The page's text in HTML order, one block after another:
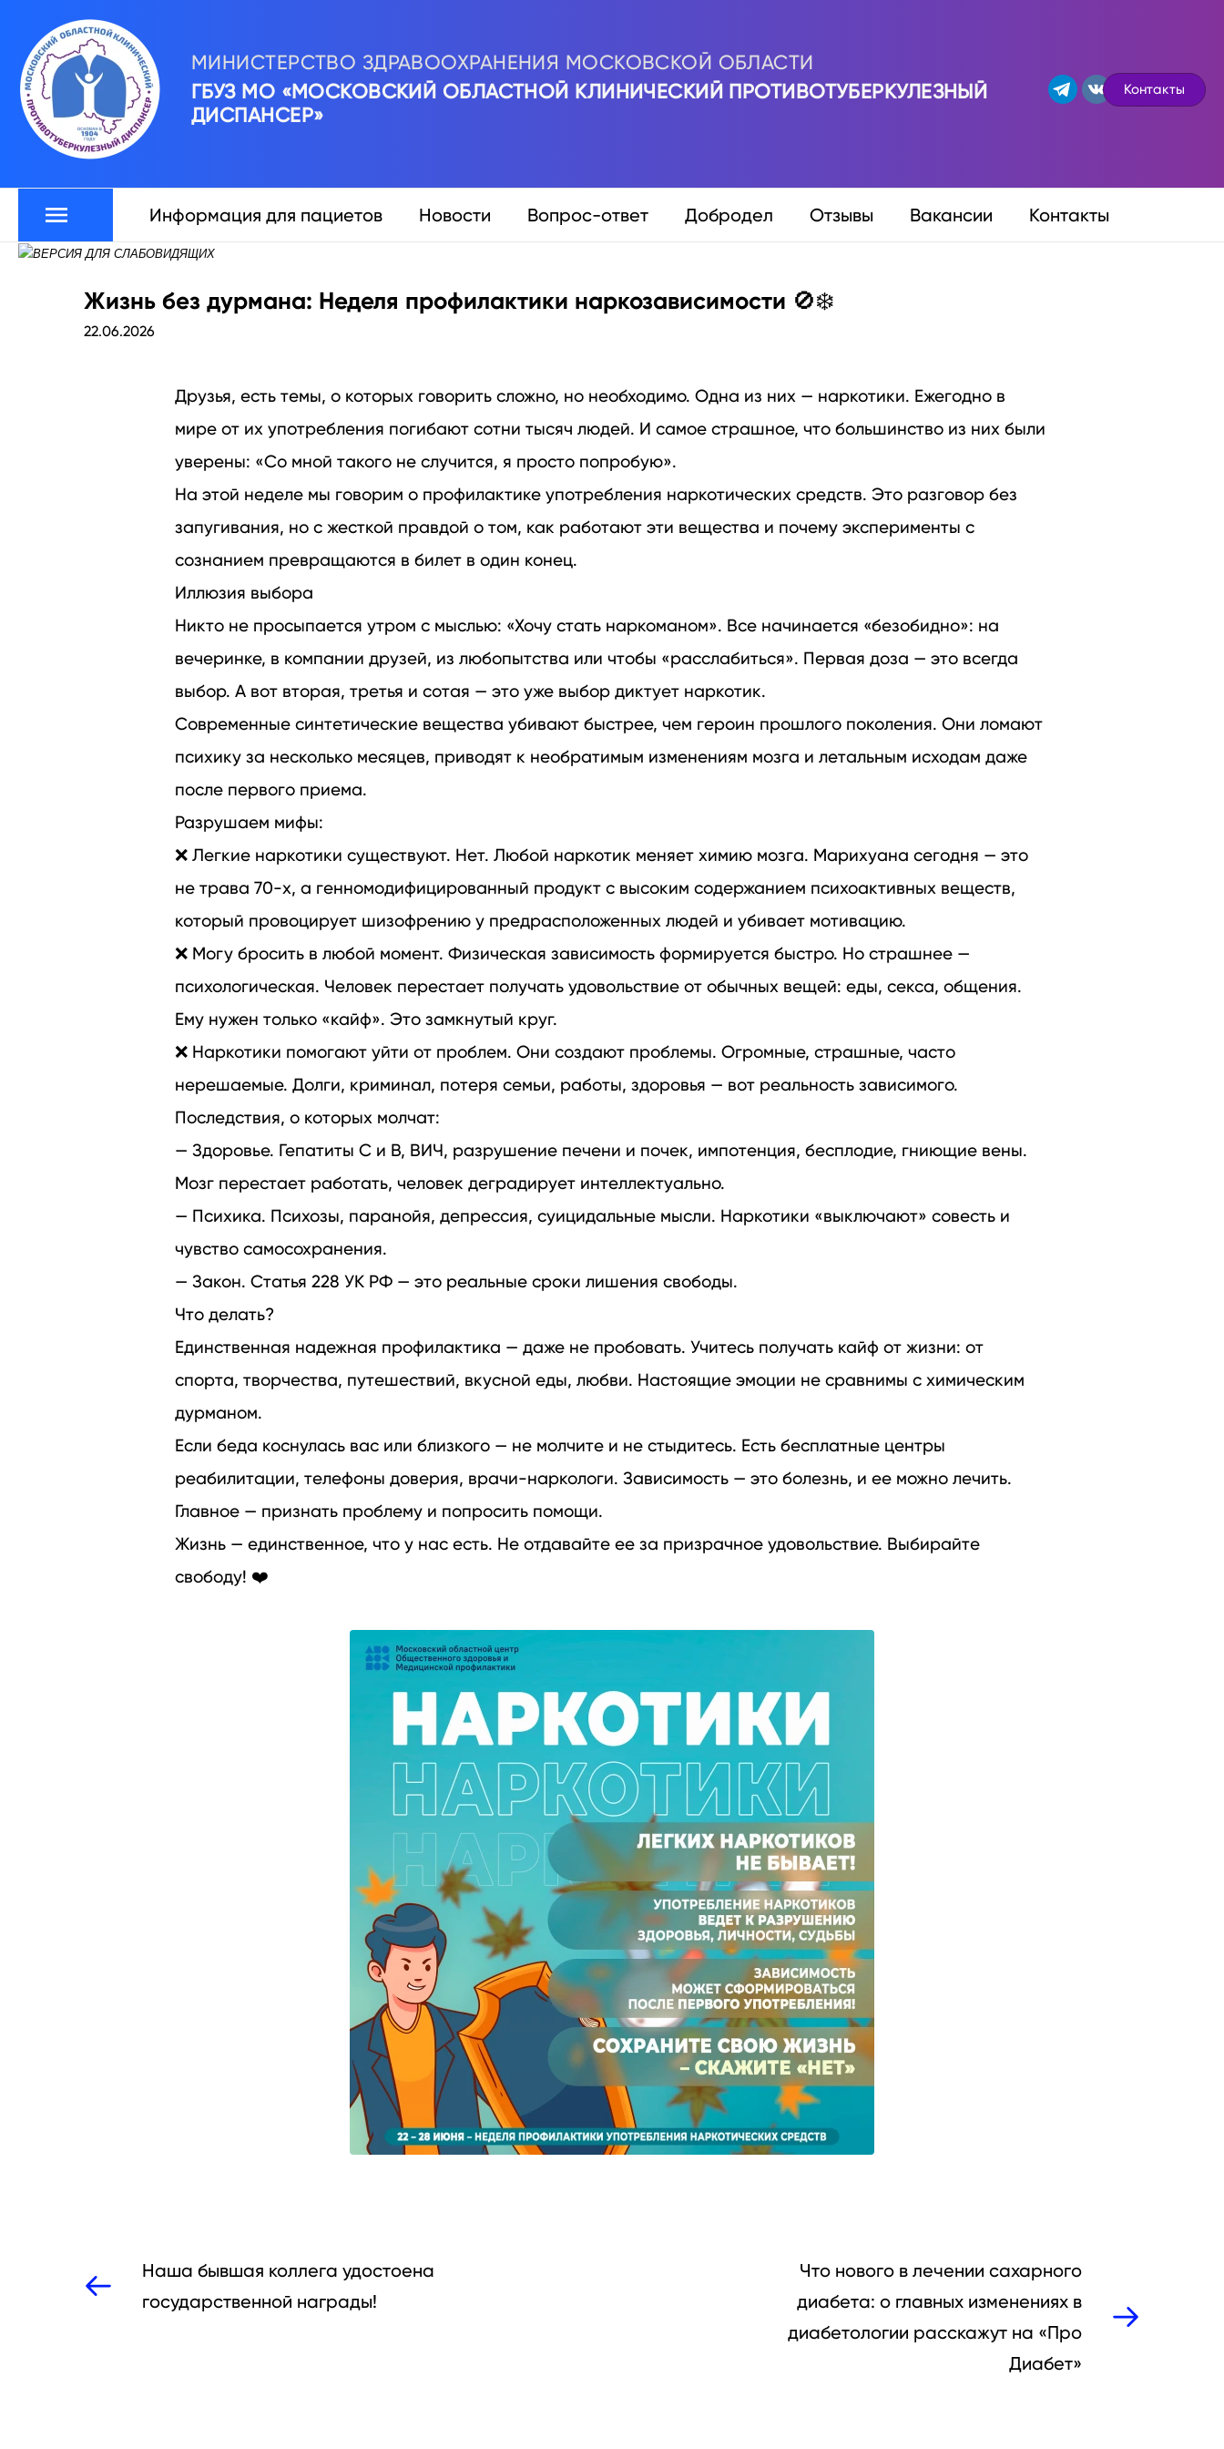
МИНИСТЕРСТВО ЗДРАВООХРАНЕНИЯ МОСКОВСКОЙ ОБЛАСТИ
ГБУЗ МО «МОСКОВСКИЙ ОБЛАСТНОЙ КЛИНИЧЕСКИЙ ПРОТИВОТУБЕРКУЛЕЗНЫЙ
ДИСПАНСЕР»
Контакты
Информация для пациетов Новости Вопрос-ответ Добродел Отзывы Вакансии Контакты
Жизнь без дурмана: Неделя профилактики наркозависимости 🚫❄️
22.06.2026
Друзья, есть темы, о которых говорить сложно, но необходимо. Одна из них — наркотики. Ежегодно в
мире от их употребления погибают сотни тысяч людей. И самое страшное, что большинство из них были
уверены: «Со мной такого не случится, я просто попробую».
На этой неделе мы говорим о профилактике употребления наркотических средств. Это разговор без
запугивания, но с жесткой правдой о том, как работают эти вещества и почему эксперименты с
сознанием превращаются в билет в один конец.
Иллюзия выбора
Никто не просыпается утром с мыслью: «Хочу стать наркоманом». Все начинается «безобидно»: на
вечеринке, в компании друзей, из любопытства или чтобы «расслабиться». Первая доза — это всегда
выбор. А вот вторая, третья и сотая — это уже выбор диктует наркотик.
Современные синтетические вещества убивают быстрее, чем героин прошлого поколения. Они ломают
психику за несколько месяцев, приводят к необратимым изменениям мозга и летальным исходам даже
после первого приема.
Разрушаем мифы:
❌ Легкие наркотики существуют. Нет. Любой наркотик меняет химию мозга. Марихуана сегодня — это
не трава 70-х, а генномодифицированный продукт с высоким содержанием психоактивных веществ,
который провоцирует шизофрению у предрасположенных людей и убивает мотивацию.
❌ Могу бросить в любой момент. Физическая зависимость формируется быстро. Но страшнее —
психологическая. Человек перестает получать удовольствие от обычных вещей: еды, секса, общения.
Ему нужен только «кайф». Это замкнутый круг.
❌ Наркотики помогают уйти от проблем. Они создают проблемы. Огромные, страшные, часто
нерешаемые. Долги, криминал, потеря семьи, работы, здоровья — вот реальность зависимого.
Последствия, о которых молчат:
— Здоровье. Гепатиты С и В, ВИЧ, разрушение печени и почек, импотенция, бесплодие, гниющие вены.
Мозг перестает работать, человек деградирует интеллектуально.
— Психика. Психозы, паранойя, депрессия, суицидальные мысли. Наркотики «выключают» совесть и
чувство самосохранения.
— Закон. Статья 228 УК РФ — это реальные сроки лишения свободы.
Что делать?
Единственная надежная профилактика — даже не пробовать. Учитесь получать кайф от жизни: от
спорта, творчества, путешествий, вкусной еды, любви. Настоящие эмоции не сравнимы с химическим
дурманом.
Если беда коснулась вас или близкого — не молчите и не стыдитесь. Есть бесплатные центры
реабилитации, телефоны доверия, врачи-наркологи. Зависимость — это болезнь, и ее можно лечить.
Главное — признать проблему и попросить помощи.
Жизнь — единственное, что у нас есть. Не отдавайте ее за призрачное удовольствие. Выбирайте
свободу! ❤️
Наша бывшая коллега удостоена
государственной награды!
Что нового в лечении сахарного
диабета: о главных изменениях в
диабетологии расскажут на «Про
Диабет»